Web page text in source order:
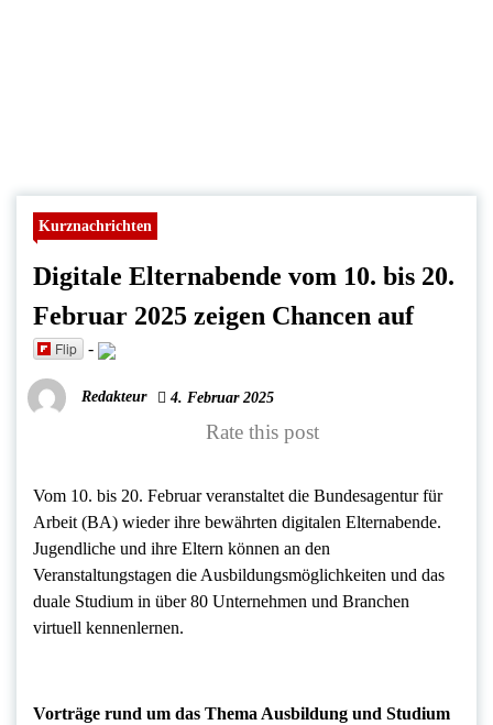
Kurznachrichten
Digitale Elternabende vom 10. bis 20.
Februar 2025 zeigen Chancen auf
Flip -
Redakteur 4. Februar 2025
Rate this post
Vom 10. bis 20. Februar veranstaltet die Bundesagentur für
Arbeit (BA) wieder ihre bewährten digitalen Elternabende.
Jugendliche und ihre Eltern können an den
Veranstaltungstagen die Ausbildungsmöglichkeiten und das
duale Studium in über 80 Unternehmen und Branchen
virtuell kennenlernen.
Vorträge rund um das Thema Ausbildung und Studium